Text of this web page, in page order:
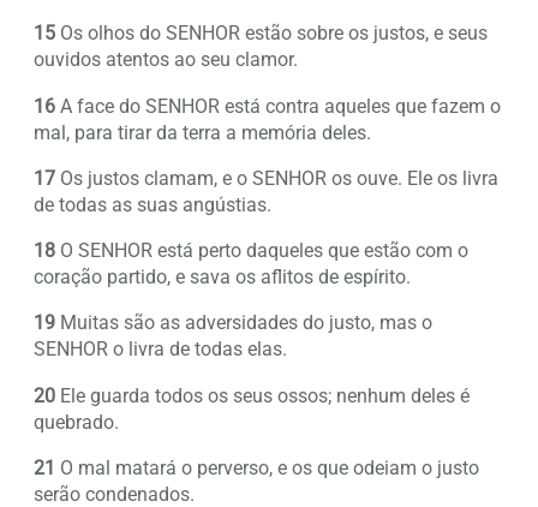
15 Os olhos do SENHOR estão sobre os justos, e seus
ouvidos atentos ao seu clamor.
16 A face do SENHOR está contra aqueles que fazem o
mal, para tirar da terra a memória deles.
17 Os justos clamam, e o SENHOR os ouve. Ele os livra
de todas as suas angústias.
18 O SENHOR está perto daqueles que estão com o
coração partido, e sava os aflitos de espírito.
19 Muitas são as adversidades do justo, mas o
SENHOR o livra de todas elas.
20 Ele guarda todos os seus ossos; nenhum deles é
quebrado.
21 O mal matará o perverso, e os que odeiam o justo
serão condenados.